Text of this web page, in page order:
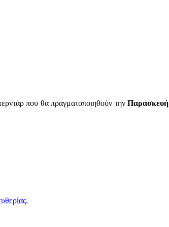
που θα πραγματοποιηθούν τηνΠαρασκευή